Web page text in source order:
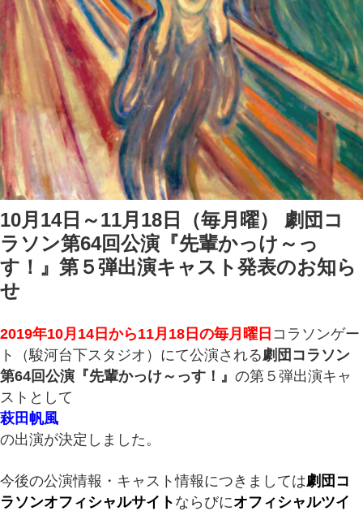
10月14日～11月18日（毎月曜） 劇団コ
ラソン第64回公演『先輩かっけ～っ
す！』第５弾出演キャスト発表のお知ら
せ
2019年10月14日から11月18日の毎月曜日 コラソンゲー
ト（駿河台下スタジオ）にて公演される劇団コラソン
第64回公演『先輩かっけ～っす！』 の第５弾出演キャ
ストとして
萩田帆風
の出演が決定しました。
今後の公演情報・キャスト情報につきましては劇団コ
ラソンオフィシャルサイト ならびにオフィシャルツイ